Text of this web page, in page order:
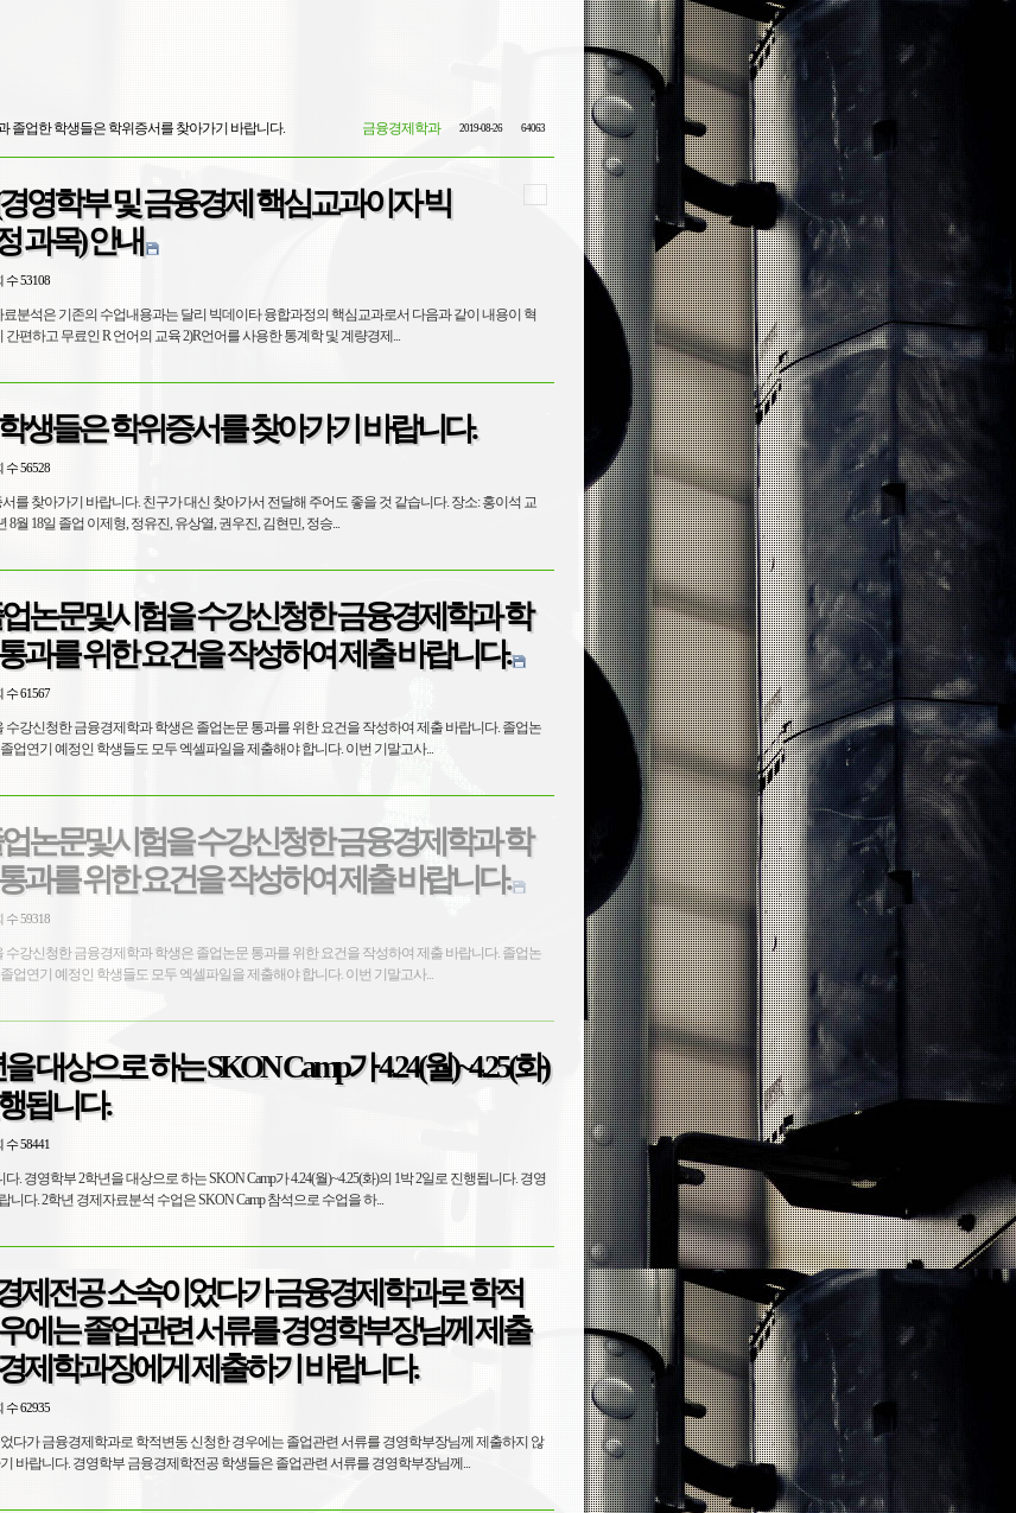
졸업한 학생들은 학위증서를 찾아가기 바랍니다. 금융경제학과 2019-08-26 64063
영학부 및 금융경제 핵심교과이자 빅
과목) 안내
수 53108
료분석은 기존의 수업내용과는 달리 빅데이타 융합과정의 핵심교과로서 다음과 같이 내용이 혁
편하고 무료인 R 언어의 교육 2)R언어를 사용한 통계학 및 계량경제...
생들은 학위증서를 찾아가기 바랍니다.
수 56528
를 찾아가기 바랍니다. 친구가 대신 찾아가서 전달해 주어도 좋을 것 같습니다. 장소: 홍이석 교
8월 18일 졸업 이제형, 정유진, 유상열, 권우진, 김현민, 정승...
업논문및시험을 수강신청한 금융경제학과 학
과를 위한 요건을 작성하여 제출 바랍니다.
수 61567
수강신청한 금융경제학과 학생은 졸업논문 통과를 위한 요건을 작성하여 제출 바랍니다. 졸업논
업연기 예정인 학생들도 모두 엑셀파일을 제출해야 합니다. 이번 기말고사...
업논문및시험을 수강신청한 금융경제학과 학
과를 위한 요건을 작성하여 제출 바랍니다.
수 59318
수강신청한 금융경제학과 학생은 졸업논문 통과를 위한 요건을 작성하여 제출 바랍니다. 졸업논
업연기 예정인 학생들도 모두 엑셀파일을 제출해야 합니다. 이번 기말고사...
대상으로 하는 SKON Camp가 4.24(월)~4.25(화)
됩니다.
수 58441
다. 경영학부 2학년을 대상으로 하는 SKON Camp가 4.24(월)~4.25(화)의 1박 2일로 진행됩니다. 경영
니다. 2학년 경제자료분석 수업은 SKON Camp 참석으로 수업을 하...
제전공 소속이었다가 금융경제학과로 학적
에는 졸업관련 서류를 경영학부장님께 제출
제학과장에게 제출하기 바랍니다.
수 62935
다가 금융경제학과로 학적변동 신청한 경우에는 졸업관련 서류를 경영학부장님께 제출하지 않
바랍니다. 경영학부 금융경제학전공 학생들은 졸업관련 서류를 경영학부장님께...